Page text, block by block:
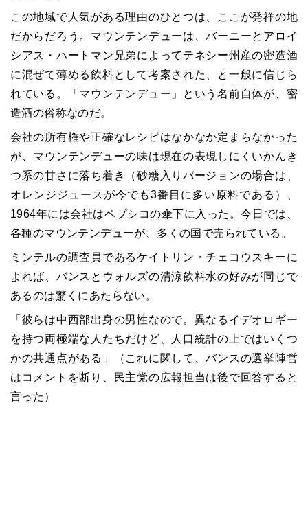
この地域で人気がある理由のひとつは、ここが発祥の地
だからだろう。マウンテンデューは、バーニーとアロイ
シアス・ハートマン兄弟によってテネシー州産の密造酒
に混ぜて薄める飲料として考案された、と一般に信じら
れている。「マウンテンデュー」という名前自体が、密
造酒の俗称なのだ。
会社の所有権や正確なレシピはなかなか定まらなかった
が、マウンテンデューの味は現在の表現しにくいかんき
つ系の甘さに落ち着き（砂糖入りバージョンの場合は、
オレンジジュースが今でも3番目に多い原料である）、
1964年には会社はペプシコの傘下に入った。今日では、
各種のマウンテンデューが、多くの国で売られている。
ミンテルの調査員であるケイトリン・チェコウスキーに
よれば、バンスとウォルズの清涼飲料水の好みが同じで
あるのは驚くにあたらない。
「彼らは中西部出身の男性なので。異なるイデオロギー
を持つ両極端な人たちだけど、人口統計の上ではいくつ
かの共通点がある」（これに関して、バンスの選挙陣営
はコメントを断り、民主党の広報担当は後で回答すると
言った）